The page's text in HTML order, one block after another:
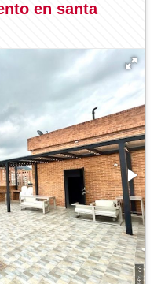
en santa